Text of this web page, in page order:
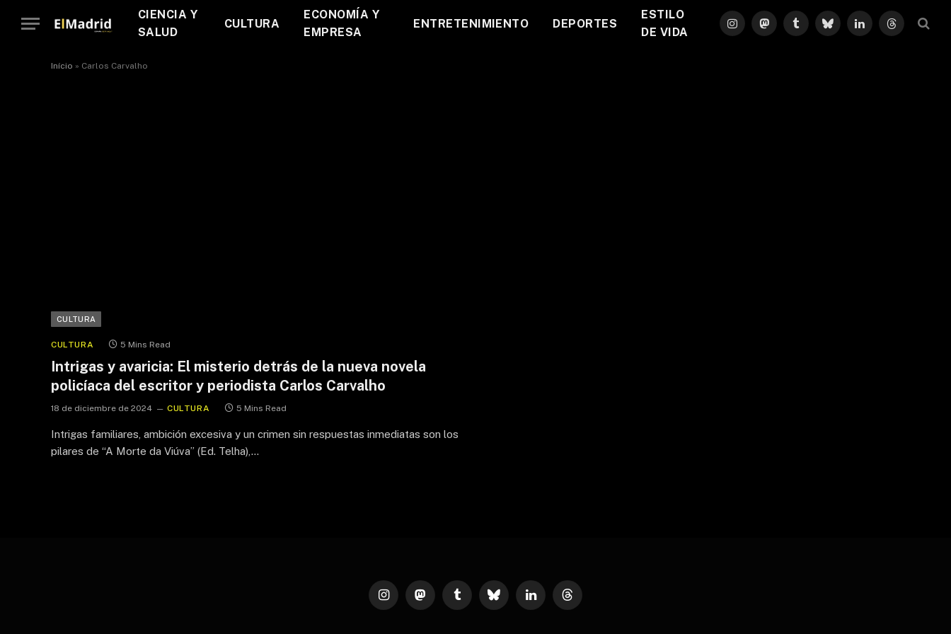
CIENCIA Y
SALUD
CULTURA
ECONOMÍA Y
EMPRESA
ENTRETENIMIENTO DEPORTES
ESTILO
DE VIDA
InstagramMastodonTumblrBlueskyLinkedInThreads
Início » Carlos Carvalho
CULTURA
CULTURA 5 Mins Read
Intrigas y avaricia: El misterio detrás de la nueva novela
policíaca del escritor y periodista Carlos Carvalho
18 de diciembre de 2024 CULTURA 5 Mins Read
Intrigas familiares, ambición excesiva y un crimen sin respuestas inmediatas son los
pilares de “A Morte da Viúva” (Ed. Telha),…
InstagramMastodonTumblr Bluesky LinkedInThreads